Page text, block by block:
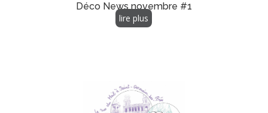
Déco News novembre #1
lire plus